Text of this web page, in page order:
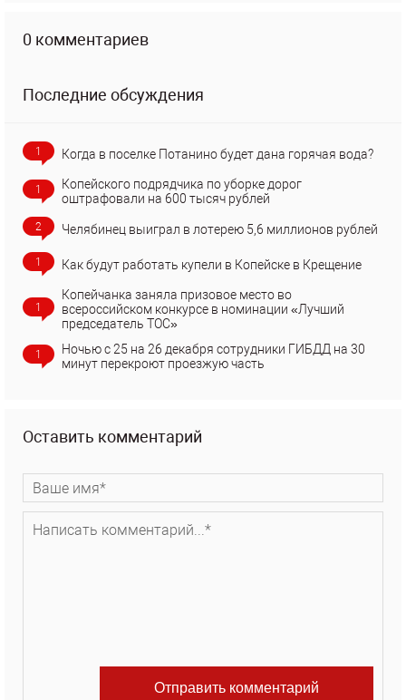
0 комментариев
Последние обсуждения
1 Когда в поселке Потанино будет дана горячая вода?
1
Копейского подрядчика по уборке дорог
оштрафовали на 600 тысяч рублей
2 Челябинец выиграл в лотерею 5,6 миллионов рублей
1 Как будут работать купели в Копейске в Крещение
1
Копейчанка заняла призовое место во
всероссийском конкурсе в номинации «Лучший
председатель ТОС»
1
Ночью с 25 на 26 декабря сотрудники ГИБДД на 30
минут перекроют проезжую часть
Оставить комментарий